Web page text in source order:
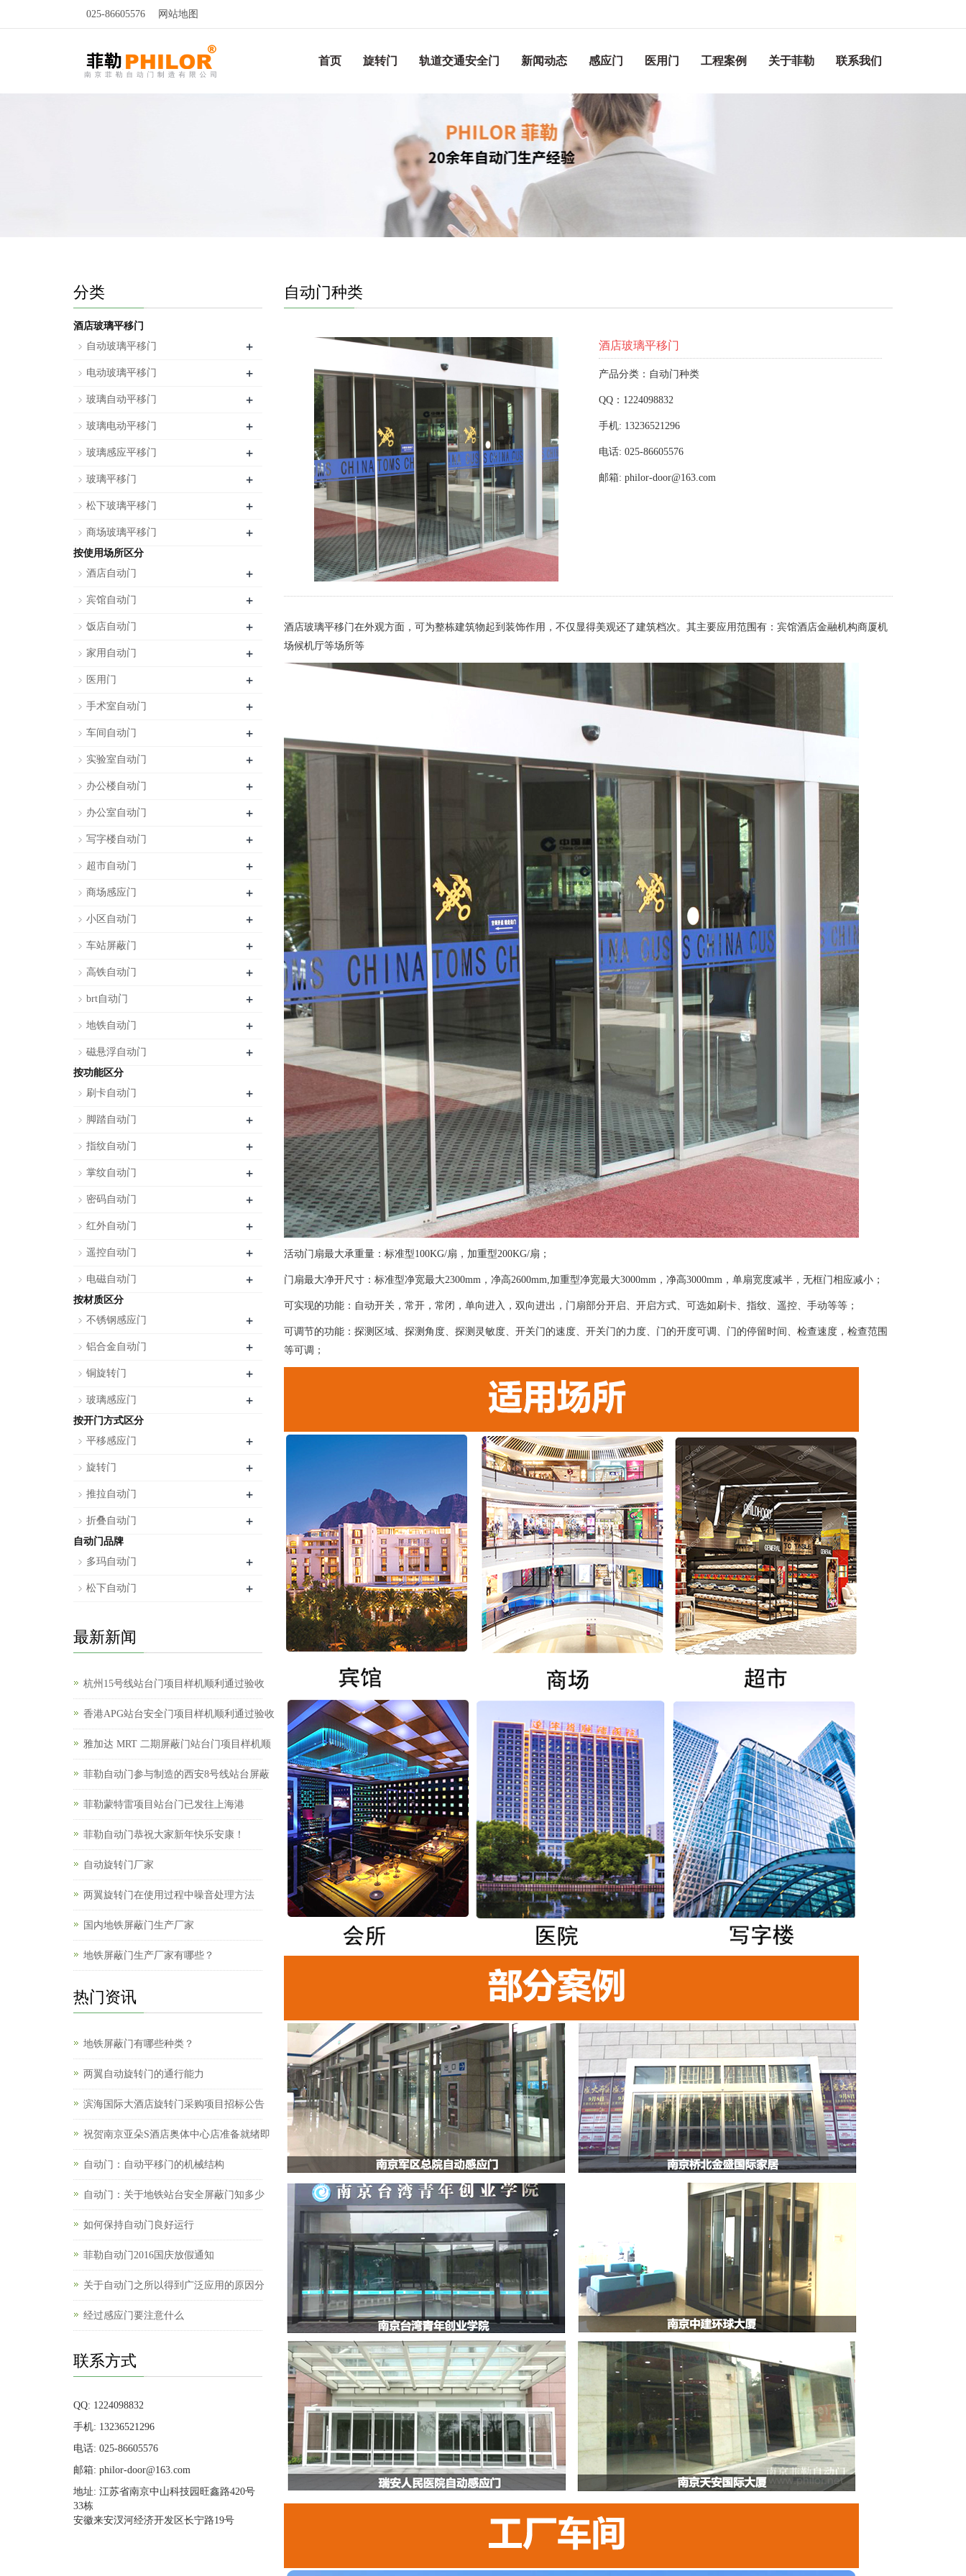
025-86605576 网站地图
首页 旋转门 轨道交通安全门 新闻动态 感应门 医用门 工程案例 关于菲勒 联系我们
自动门种类
酒店玻璃平移门
产品分类：自动门种类
QQ：1224098832
手机: 13236521296
电话: 025-86605576
邮箱: philor-door@163.com
酒店玻璃平移门在外观方面，可为整栋建筑物起到装饰作用，不仅显得美观还了建筑档次。其主要应用范围有：宾馆酒店金融机构商厦机
场候机厅等场所等
活动门扇最大承重量：标准型100KG/扇，加重型200KG/扇；
门扇最大净开尺寸：标准型净宽最大2300mm，净高2600mm,加重型净宽最大3000mm，净高3000mm，单扇宽度减半，无框门相应减小；
可实现的功能：自动开关，常开，常闭，单向进入，双向进出，门扇部分开启、开启方式、可选如刷卡、指纹、遥控、手动等等；
可调节的功能：探测区域、探测角度、探测灵敏度、开关门的速度、开关门的力度、门的开度可调、门的停留时间、检查速度，检查范围
等可调；
分类
酒店玻璃平移门
自动玻璃平移门
+
电动玻璃平移门 +
玻璃自动平移门 +
玻璃电动平移门 +
玻璃感应平移门 +
玻璃平移门 +
松下玻璃平移门 +
商场玻璃平移门 +
按使用场所区分
酒店自动门
+
宾馆自动门 +
饭店自动门 +
家用自动门 +
医用门 +
手术室自动门 +
车间自动门 +
实验室自动门 +
办公楼自动门 +
办公室自动门 +
写字楼自动门 +
超市自动门 +
商场感应门 +
小区自动门 +
车站屏蔽门 +
高铁自动门 +
brt自动门 +
地铁自动门 +
磁悬浮自动门 +
按功能区分
刷卡自动门
+
脚踏自动门 +
指纹自动门 +
掌纹自动门 +
密码自动门 +
红外自动门 +
遥控自动门 +
电磁自动门 +
按材质区分
不锈钢感应门
+
铝合金自动门 +
铜旋转门 +
玻璃感应门 +
按开门方式区分
平移感应门
+
旋转门 +
推拉自动门 +
折叠自动门 +
自动门品牌
多玛自动门
+
松下自动门 +
最新新闻
杭州15号线站台门项目样机顺利通过验收
香港APG站台安全门项目样机顺利通过验收
雅加达 MRT 二期屏蔽门站台门项目样机顺
菲勒自动门参与制造的西安8号线站台屏蔽
菲勒蒙特雷项目站台门已发往上海港
菲勒自动门恭祝大家新年快乐安康！
自动旋转门厂家
两翼旋转门在使用过程中噪音处理方法
国内地铁屏蔽门生产厂家
地铁屏蔽门生产厂家有哪些？
热门资讯
地铁屏蔽门有哪些种类？
两翼自动旋转门的通行能力
滨海国际大酒店旋转门采购项目招标公告
祝贺南京亚朵S酒店奥体中心店准备就绪即
自动门：自动平移门的机械结构
自动门：关于地铁站台安全屏蔽门知多少
如何保持自动门良好运行
菲勒自动门2016国庆放假通知
关于自动门之所以得到广泛应用的原因分
经过感应门要注意什么
联系方式
QQ: 1224098832
手机: 13236521296
电话: 025-86605576
邮箱: philor-door@163.com
地址: 江苏省南京中山科技园旺鑫路420号
33栋
安徽来安汊河经济开发区长宁路19号